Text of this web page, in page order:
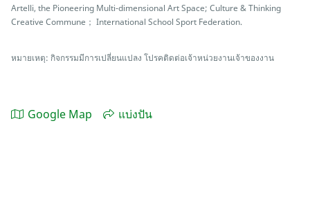
Artelli, the Pioneering Multi-dimensional Art Space; Culture & Thinking
Creative Commune； International School Sport Federation.
หมายเหตุ: กิจกรรมมีการเปลี่ยนแปลง โปรคติดต่อเจ้าหน่วยงานเจ้าของงาน
Google Map แบ่งปัน